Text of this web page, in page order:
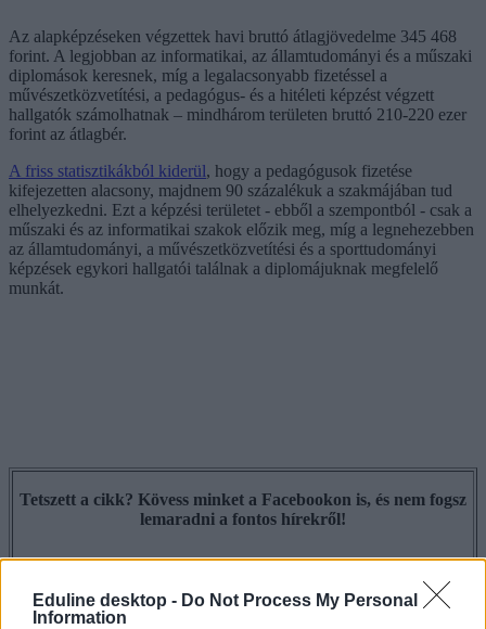
Eduline desktop - Do Not Process My Personal
Information
Az alapképzéseken végzettek havi bruttó átlagjövedelme 345 468
forint. A legjobban az informatikai, az államtudományi és a műszaki
diplomások keresnek, míg a legalacsonyabb fizetéssel a
művészetközvetítési, a pedagógus- és a hitéleti képzést végzett
hallgatók számolhatnak – mindhárom területen bruttó 210-220 ezer
forint az átlagbér.
A friss statisztikákból kiderül, hogy a pedagógusok fizetése
kifejezetten alacsony, majdnem 90 százalékuk a szakmájában tud
elhelyezkedni. Ezt a képzési területet - ebből a szempontból - csak a
műszaki és az informatikai szakok előzik meg, míg a legnehezebben
az államtudományi, a művészetközvetítési és a sporttudományi
képzések egykori hallgatói találnak a diplomájuknak megfelelő
munkát.
Tetszett a cikk? Kövess minket a Facebookon is, és nem fogsz
lemaradni a fontos hírekről!